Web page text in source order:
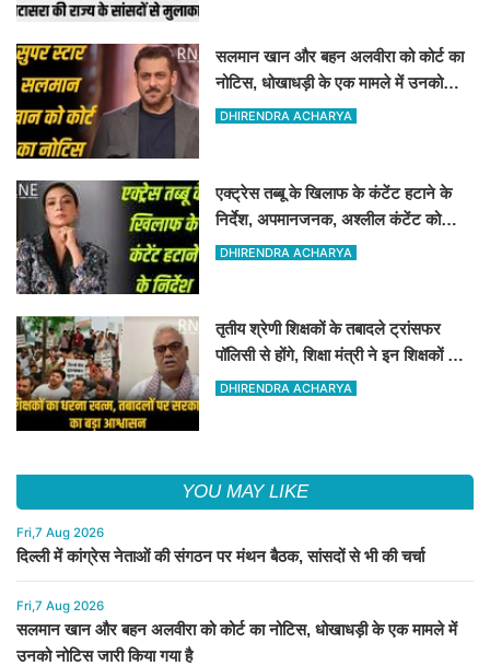
सलमान खान और बहन अलवीरा को कोर्ट का
नोटिस, धोखाधड़ी के एक मामले में उनको
नोटिस जारी किया गया है
DHIRENDRA ACHARYA
एक्ट्रेस तब्बू के खिलाफ के कंटेंट हटाने के
निर्देश, अपमानजनक, अश्लील कंटेंट को
हटाने का कोर्ट ने निर्देश दिया
DHIRENDRA ACHARYA
तृतीय श्रेणी शिक्षकों के तबादले ट्रांसफर
पॉलिसी से होंगे, शिक्षा मंत्री ने इन शिक्षकों के
संगठन को आश्वासन दिया
DHIRENDRA ACHARYA
YOU MAY LIKE
Fri,7 Aug 2026
दिल्ली में कांग्रेस नेताओं की संगठन पर मंथन बैठक, सांसदों से भी की चर्चा
Fri,7 Aug 2026
सलमान खान और बहन अलवीरा को कोर्ट का नोटिस, धोखाधड़ी के एक मामले में
उनको नोटिस जारी किया गया है